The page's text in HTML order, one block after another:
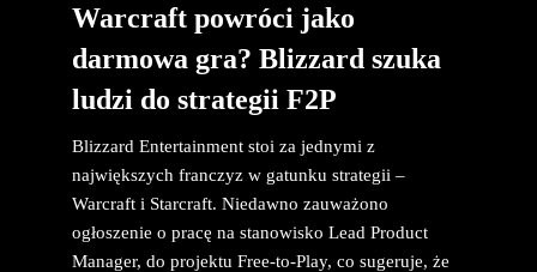
Warcraft powróci jako
darmowa gra? Blizzard szuka
ludzi do strategii F2P
Blizzard Entertainment stoi za jednymi z
największych franczyz w gatunku strategii –
Warcraft i Starcraft. Niedawno zauważono
ogłoszenie o pracę na stanowisko Lead Product
Manager, do projektu Free-to-Play, co sugeruje, że